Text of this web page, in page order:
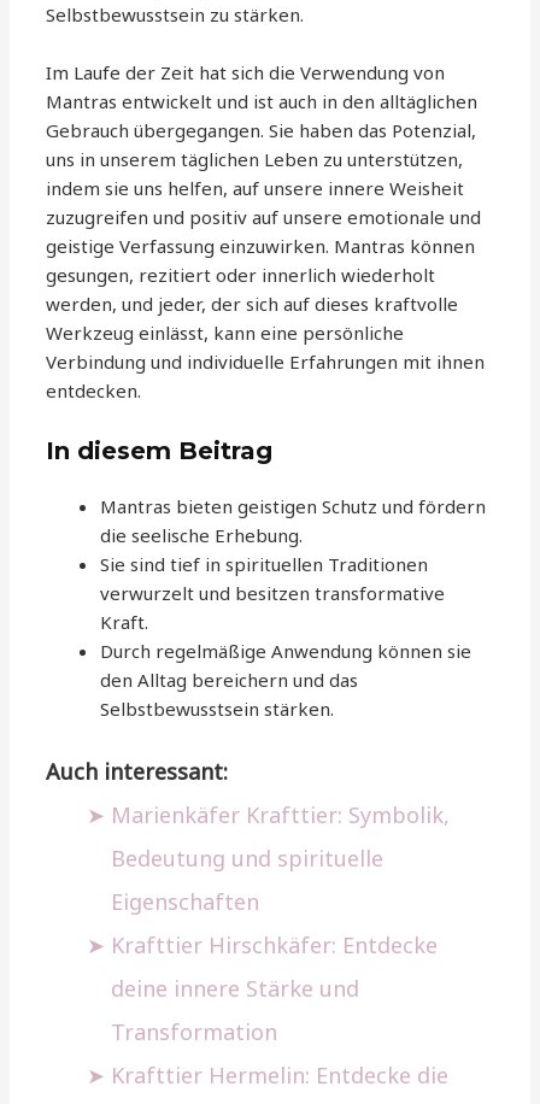
Selbstbewusstsein zu stärken.
Im Laufe der Zeit hat sich die Verwendung von
Mantras entwickelt und ist auch in den alltäglichen
Gebrauch übergegangen. Sie haben das Potenzial,
uns in unserem täglichen Leben zu unterstützen,
indem sie uns helfen, auf unsere innere Weisheit
zuzugreifen und positiv auf unsere emotionale und
geistige Verfassung einzuwirken. Mantras können
gesungen, rezitiert oder innerlich wiederholt
werden, und jeder, der sich auf dieses kraftvolle
Werkzeug einlässt, kann eine persönliche
Verbindung und individuelle Erfahrungen mit ihnen
entdecken.
In diesem Beitrag
Mantras bieten geistigen Schutz und fördern
die seelische Erhebung.
Sie sind tief in spirituellen Traditionen
verwurzelt und besitzen transformative
Kraft.
Durch regelmäßige Anwendung können sie
den Alltag bereichern und das
Selbstbewusstsein stärken.
Auch interessant:
Marienkäfer Krafttier: Symbolik,
Bedeutung und spirituelle
Eigenschaften
Krafttier Hirschkäfer: Entdecke
deine innere Stärke und
Transformation
Krafttier Hermelin: Entdecke die